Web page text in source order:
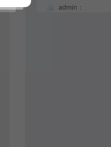
admin：